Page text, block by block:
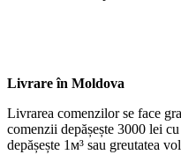
Livrare în Moldova
Livrarea comenzilor se face
comenzii depășește 3000 lei
depășește 1м³ sau greutatea